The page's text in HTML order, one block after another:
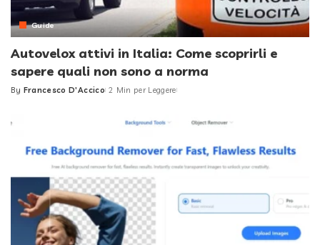
Guide
Autovelox attivi in Italia: Come scoprirli e
sapere quali non sono a norma
Posted
By Francesco D'Accico 2 Min per Leggere